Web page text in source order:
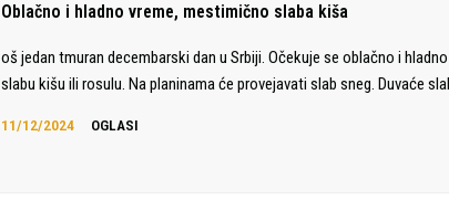
Oblačno i hladno vreme, mestimično slaba kiša
oš jedan tmuran decembarski dan u Srbiji. Očekuje se oblačno i
slabu kišu ili rosulu. Na planinama će provejavati slab sneg. Duvaće
11/12/2024 OGLASI